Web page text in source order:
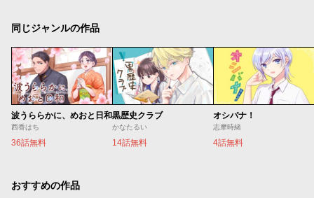
同じジャンルの作品
波うららかに、めおと日和
西香はち
36話無料
黒歴史クラブ
かなたるい
14話無料
オシバナ！
志摩時緒
4話無料
おすすめの作品